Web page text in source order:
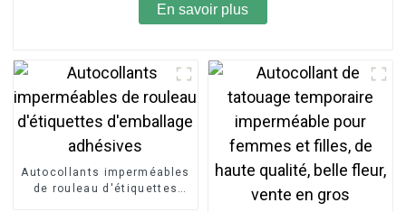
En savoir plus
Autocollants imperméables
de rouleau d'étiquettes